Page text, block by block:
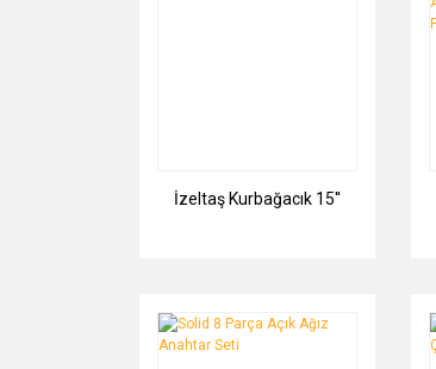
İzeltaş Kurbağacık 15''